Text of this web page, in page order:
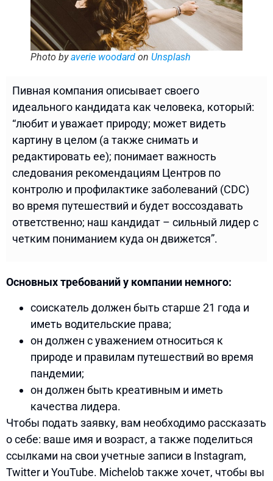
Photo byaverie woodard on Unsplash
Пивная компания описывает своего
идеального кандидата как человека, который:
“любит и уважает природу; может видеть
картину в целом (а также снимать и
редактировать ее); понимает важность
следования рекомендациям Центров по
контролю и профилактике заболеваний (CDC)
во время путешествий и будет воссоздавать
ответственно; наш кандидат – сильный лидер с
четким пониманием куда он движется”.
Основных требований у компании немного:
соискатель должен быть старше 21 года и
иметь водительские права;
он должен с уважением относиться к
природе и правилам путешествий во время
пандемии;
он должен быть креативным и иметь
качества лидера.
Чтобы подать заявку, вам необходимо рассказать
о себе: ваше имя и возраст, а также поделиться
ссылками на свои учетные записи в Instagram,
Twitter и YouTube. Michelob также хочет, чтобы вы